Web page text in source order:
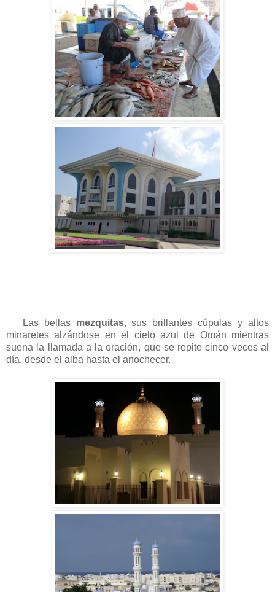
Las bellas mezquitas, sus brillantes cúpulas y altos
minaretes alzándose en el cielo azul de Omán mientras
suena la llamada a la oración, que se repite cinco veces al
día, desde el alba hasta el anochecer.